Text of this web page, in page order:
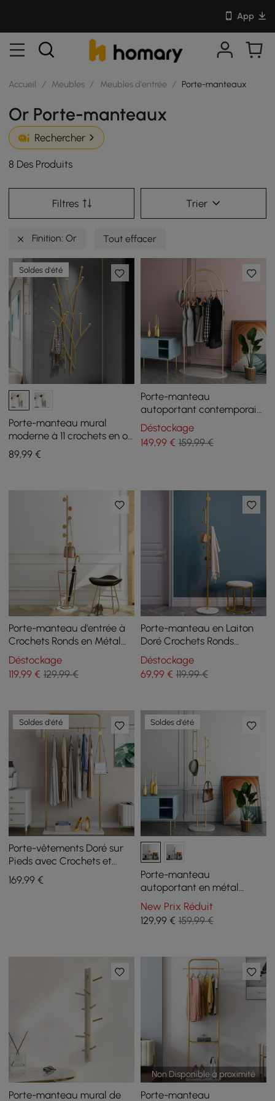
App
Accueil / Meubles / Meubles d'entrée / Porte-manteaux
Or Porte-manteaux
Rechercher
8 Des Produits
Filtres Trier
Finition: Or Tout effacer
Soldes d'été
Porte-manteau mural
moderne à 11 crochets en or
avec forme de branche
d'arbre
89,99 €
Porte-manteau
autoportant contemporain
de 1700 mm avec base en
marbre
Déstockage
149,99€ 159,99 €
Porte-manteau d'entrée à
Crochets Ronds en Métal
avec Porte-parapluie Base
Dorée
Déstockage
119,99 € 129,99 €
Porte-manteau en Laiton
Doré Crochets Ronds
d'entrée Cintre Base en
Marbre
Déstockage
69,99€ 119,99 €
Soldes d'été
Porte-vêtements Doré sur
Pieds avec Crochets et
Base en Faux Marbre
169,99 €
Soldes d'été
Porte-manteau
autoportant en métal
moderne chic 1700 mm,
base en marbre doré
New Prix Réduit
129,99€ 159,99 €
Porte-manteau mural de
Non Disponible à proximité
Porte-manteau